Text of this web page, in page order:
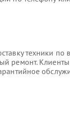
техники
ремонт. Клиенты